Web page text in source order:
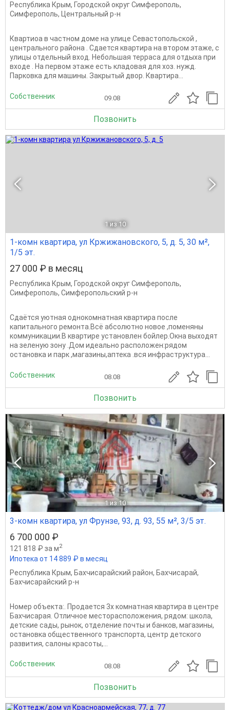
Республика Крым, Городской округ Симферополь,
Симферополь, Центральный р-н
Квартиоа в частном доме на улице Севастопольской ,
центрального района . Сдается квартира на втором этаже, с
улицы отдельный вход. Небольшая терраса для отдыха при
входе . На первом этаже есть кладовая для хоз. нужд.
Парковка для машины. Закрытый двор. Квартира...
Собственник 09.08
Позвонить
1 из 10
1-комн квартира, ул Кржижановского, 5, д. 5, 30 м²,
1/5 эт.
27 000 ₽ в месяц
Республика Крым, Городской округ Симферополь,
Симферополь, Симферопольский р-н
Сдаётся уютная однокомнатная квартира после
капитального ремонта.Всё абсолютно новое ,поменяны
коммуникации.В квартире установлен бойлер.Окна выходят
на зеленую зону .Дом идеально расположен:рядом
остановка и парк ,магазины,аптека .вся инфраструктура...
Собственник 08.08
Позвонить
1 из 10
3-комн квартира, ул Фрунзе, 93, д. 93, 55 м², 3/5 эт.
6 700 000 ₽
121 818 ₽ за м2
Ипотека от 14 889 ₽ в месяц
Республика Крым, Бахчисарайский район, Бахчисарай,
Бахчисарайский р-н
Номер объекта:. Продается 3х комнатная квартира в центре
Бахчисарая. Отличное месторасположения, рядом: школа,
детские сады, рынок, отделение почты и банков, магазины,
остановка общественного транспорта, центр детского
развития, салоны красоты,...
Собственник 08.08
Позвонить